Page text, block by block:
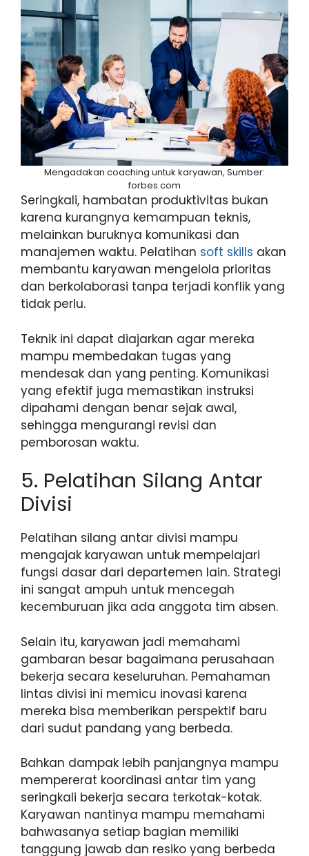
Mengadakan coaching untuk karyawan, Sumber:
forbes.com
​Seringkali, hambatan produktivitas bukan
karena kurangnya kemampuan teknis,
melainkan buruknya komunikasi dan
manajemen waktu. Pelatihan soft skills akan
membantu karyawan mengelola prioritas
dan berkolaborasi tanpa terjadi konflik yang
tidak perlu.
Teknik ini dapat diajarkan agar mereka
mampu membedakan tugas yang
mendesak dan yang penting. Komunikasi
yang efektif juga memastikan instruksi
dipahami dengan benar sejak awal,
sehingga mengurangi revisi dan
pemborosan waktu.
5. Pelatihan Silang Antar
Divisi
Pelatihan silang antar divisi mampu
mengajak karyawan untuk mempelajari
fungsi dasar dari departemen lain. Strategi
ini sangat ampuh untuk mencegah
kecemburuan jika ada anggota tim absen.
Selain itu, karyawan jadi memahami
gambaran besar bagaimana perusahaan
bekerja secara keseluruhan. Pemahaman
lintas divisi ini memicu inovasi karena
mereka bisa memberikan perspektif baru
dari sudut pandang yang berbeda.
Bahkan dampak lebih panjangnya mampu
mempererat koordinasi antar tim yang
seringkali bekerja secara terkotak-kotak.
Karyawan nantinya mampu memahami
bahwasanya setiap bagian memiliki
tanggung jawab dan resiko yang berbeda